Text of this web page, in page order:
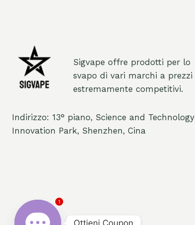
Sigvape offre prodotti per lo
svapo di vari marchi a prezzi
estremamente competitivi.
Indirizzo: 13° piano, Science and Technology
Innovation Park, Shenzhen, Cina
Ottieni Coupon
1